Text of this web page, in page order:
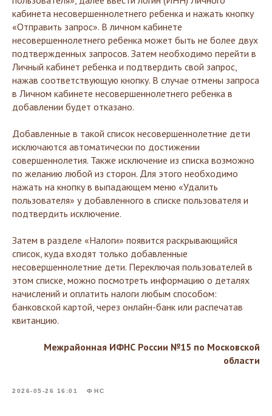
кабинета несовершеннолетнего ребенка и нажать кнопку
«Отправить запрос». В личном кабинете
несовершеннолетнего ребенка может быть не более двух
подтвержденных запросов. Затем необходимо перейти в
Личный кабинет ребенка и подтвердить свой запрос,
нажав соответствующую кнопку. В случае отмены запроса
в Личном кабинете несовершеннолетнего ребенка в
добавлении будет отказано.
Добавленные в такой список несовершеннолетние дети
исключаются автоматически по достижении
совершеннолетия. Также исключение из списка возможно
по желанию любой из сторон. Для этого необходимо
нажать на кнопку в выпадающем меню «Удалить
пользователя» у добавленного в списке пользователя и
подтвердить исключение.
Затем в разделе «Налоги» появится раскрывающийся
список, куда входят только добавленные
несовершеннолетние дети. Переключая пользователей в
этом списке, можно посмотреть информацию о деталях
начислений и оплатить налоги любым способом:
банковской картой, через онлайн-банк или распечатав
квитанцию.
Межрайонная ИФНС России №15 по Московской
области
2026-05-26 16:01 ФНС